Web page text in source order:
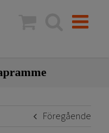
Föregående